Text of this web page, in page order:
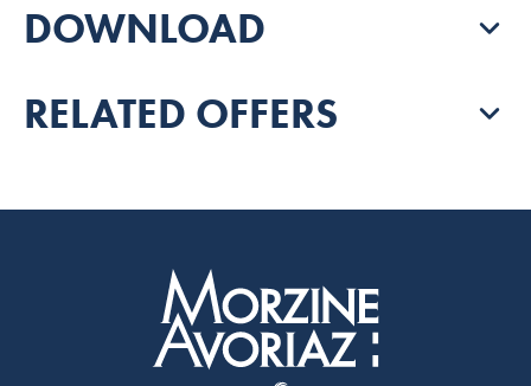
DOWNLOAD
RELATED OFFERS